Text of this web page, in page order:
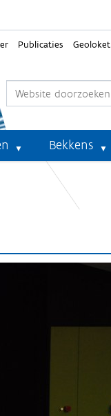
Publicaties Geoloket
Bekkens